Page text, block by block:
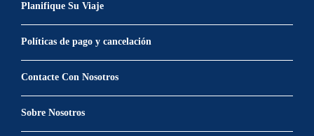
Planifique Su Viaje
Políticas de pago y cancelación
Contacte Con Nosotros
Sobre Nosotros